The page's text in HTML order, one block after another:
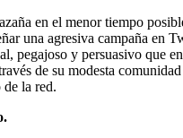
en el menor tiempo
una agresiva campaña en
pegajoso y persuasivo que
de su modesta
la red.